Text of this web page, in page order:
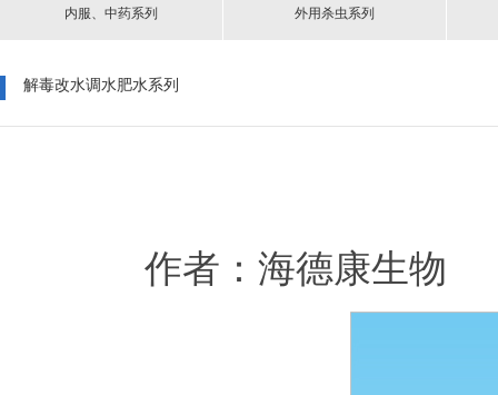
内服、中药系列 外用杀虫系列
解毒改水调水肥水系列
作者：海德康生